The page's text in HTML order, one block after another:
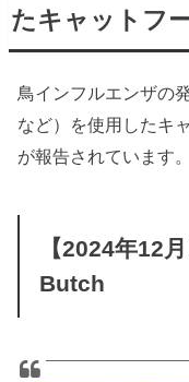
たキャットフ
鳥インフルエンザの
など）を使用したキ
が報告されています。
【2024年12
Butch